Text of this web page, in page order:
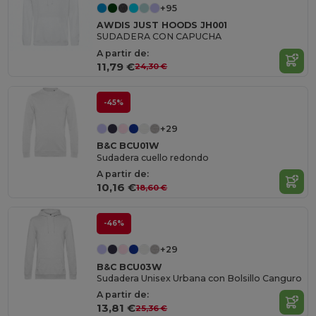
+95
AWDIS JUST HOODS JH001
SUDADERA CON CAPUCHA
A partir de:
11,79 €24,30 €
-45%
+29
B&C BCU01W
Sudadera cuello redondo
A partir de:
10,16 €18,60 €
-46%
+29
B&C BCU03W
Sudadera Unisex Urbana con Bolsillo Canguro
A partir de:
13,81 €25,36 €